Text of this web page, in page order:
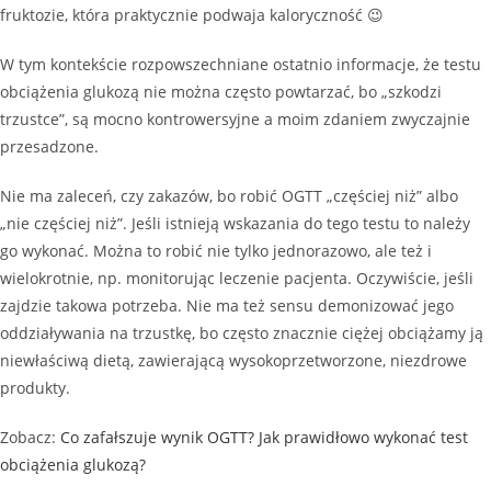
fruktozie, która praktycznie podwaja kaloryczność 😉
W tym kontekście rozpowszechniane ostatnio informacje, że testu
obciążenia glukozą nie można często powtarzać, bo „szkodzi
trzustce”, są mocno kontrowersyjne a moim zdaniem zwyczajnie
przesadzone.
Nie ma zaleceń, czy zakazów, bo robić OGTT „częściej niż” albo
„nie częściej niż”. Jeśli istnieją wskazania do tego testu to należy
go wykonać. Można to robić nie tylko jednorazowo, ale też i
wielokrotnie, np. monitorując leczenie pacjenta. Oczywiście, jeśli
zajdzie takowa potrzeba. Nie ma też sensu demonizować jego
oddziaływania na trzustkę, bo często znacznie ciężej obciążamy ją
niewłaściwą dietą, zawierającą wysokoprzetworzone, niezdrowe
produkty.
Zobacz: Co zafałszuje wynik OGTT? Jak prawidłowo wykonać test
obciążenia glukozą?